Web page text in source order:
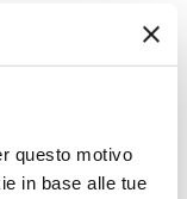
questo motivo
in base alle tue